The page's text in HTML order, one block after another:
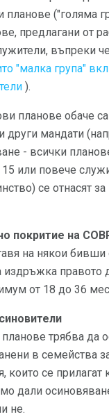
планове ("голяма
предлагани от
въпреки
"малка група"
).
планове обаче
други мандати
- всички
15 или повече
се отнасят
покритие на
на някои бивши
издръжка правото
от 18 до 36
трябва да
в семейства
които се прилагат
дали
не.